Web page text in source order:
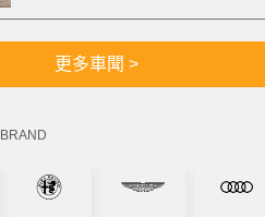
更多車聞 >
BRAND